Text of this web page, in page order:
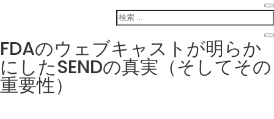
FDAのウェブキャストが明らか
にしたSENDの真実（そしてその
重要性）